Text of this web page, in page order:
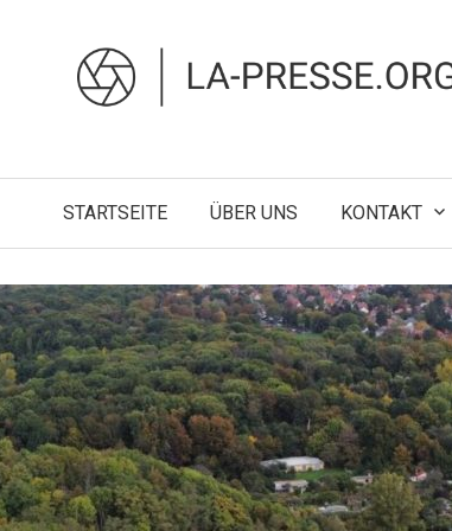
STARTSEITE ÜBER UNS KONTAKT